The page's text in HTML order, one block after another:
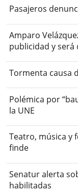
Pasajeros
Amparo
publicidad y
Tormenta causa
Polémica por
la UNE
Teatro, música y
finde
Senatur alerta
habilitadas